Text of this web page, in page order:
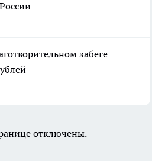
забеге
отключены.